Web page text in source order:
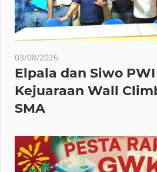
03/08/2026
Elpala dan Siwo
Kejuaraan Wall
SMA